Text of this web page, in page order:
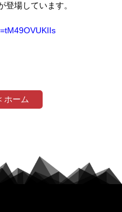
場しています。
ホーム